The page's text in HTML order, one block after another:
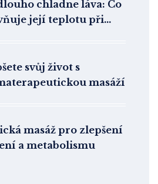
chladne láva: Co
její teplotu při
svůj život s
masáží
masáž pro zlepšení
a metabolismu